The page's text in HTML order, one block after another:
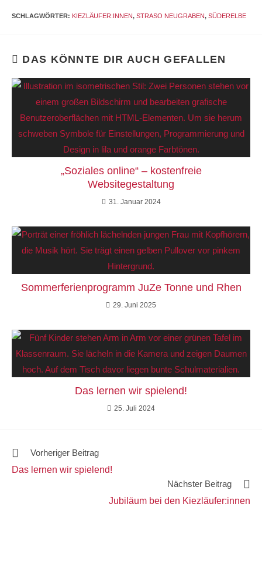
SCHLAGWÖRTER: KIEZLÄUFER:INNEN, STRASO NEUGRABEN, SÜDERELBE
DAS KÖNNTE DIR AUCH GEFALLEN
„Soziales online“ – kostenfreie
Websitegestaltung
31. Januar 2024
Sommerferienprogramm JuZe Tonne und Rhen
29. Juni 2025
Das lernen wir spielend!
25. Juli 2024
Vorheriger Beitrag
Das lernen wir spielend!
Nächster Beitrag
Jubiläum bei den Kiezläufer:innen